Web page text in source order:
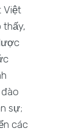
Việt
thấy,
sự;
các